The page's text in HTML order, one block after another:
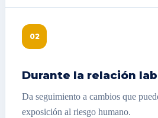
02
Durante la relación
Da seguimiento a cambios que
exposición al riesgo humano.